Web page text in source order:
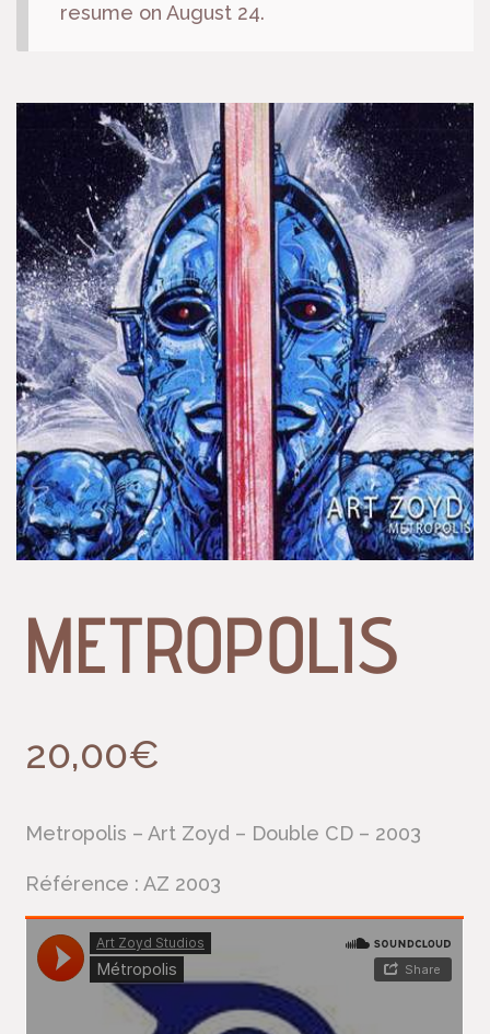
resume on August 24.
METROPOLIS
20,00€
Metropolis – Art Zoyd – Double CD – 2003
Référence : AZ 2003